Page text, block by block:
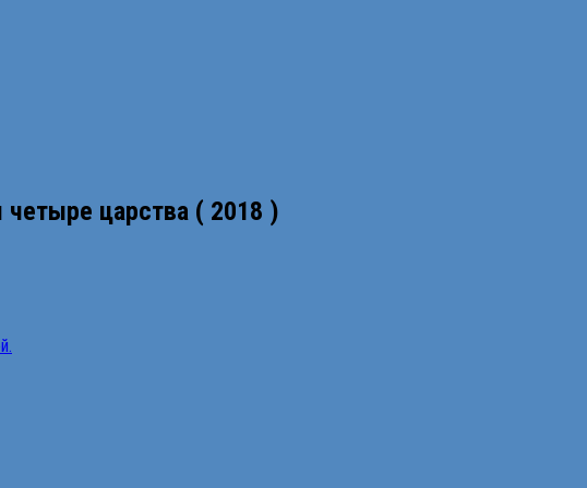
царства ( 2018 )